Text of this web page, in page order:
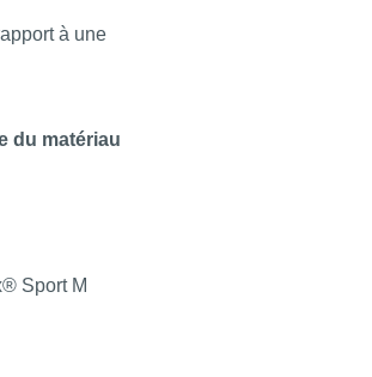
à une
du matériau
Sport M